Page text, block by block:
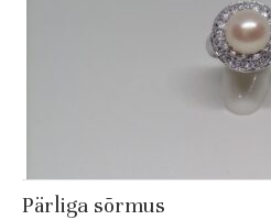
Pärliga sõrmus